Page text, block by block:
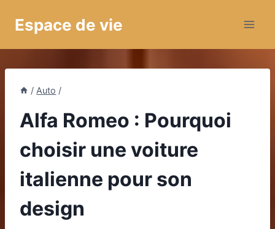
Espace de vie
/ Auto /
Alfa Romeo : Pourquoi
choisir une voiture
italienne pour son
design